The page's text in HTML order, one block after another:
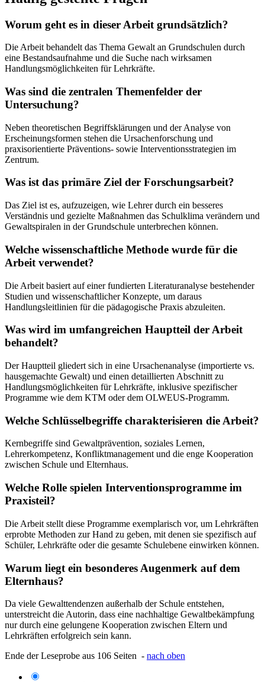
Worum geht es in dieser Arbeit grundsätzlich?
Die Arbeit behandelt das Thema Gewalt an Grundschulen durch
eine Bestandsaufnahme und die Suche nach wirksamen
Handlungsmöglichkeiten für Lehrkräfte.
Was sind die zentralen Themenfelder der
Untersuchung?
Neben theoretischen Begriffsklärungen und der Analyse von
Erscheinungsformen stehen die Ursachenforschung und
praxisorientierte Präventions- sowie Interventionsstrategien im
Zentrum.
Was ist das primäre Ziel der Forschungsarbeit?
Das Ziel ist es, aufzuzeigen, wie Lehrer durch ein besseres
Verständnis und gezielte Maßnahmen das Schulklima verändern und
Gewaltspiralen in der Grundschule unterbrechen können.
Welche wissenschaftliche Methode wurde für die
Arbeit verwendet?
Die Arbeit basiert auf einer fundierten Literaturanalyse bestehender
Studien und wissenschaftlicher Konzepte, um daraus
Handlungsleitlinien für die pädagogische Praxis abzuleiten.
Was wird im umfangreichen Hauptteil der Arbeit
behandelt?
Der Hauptteil gliedert sich in eine Ursachenanalyse (importierte vs.
hausgemachte Gewalt) und einen detaillierten Abschnitt zu
Handlungsmöglichkeiten für Lehrkräfte, inklusive spezifischer
Programme wie dem KTM oder dem OLWEUS-Programm.
Welche Schlüsselbegriffe charakterisieren die Arbeit?
Kernbegriffe sind Gewaltprävention, soziales Lernen,
Lehrerkompetenz, Konfliktmanagement und die enge Kooperation
zwischen Schule und Elternhaus.
Welche Rolle spielen Interventionsprogramme im
Praxisteil?
Die Arbeit stellt diese Programme exemplarisch vor, um Lehrkräften
erprobte Methoden zur Hand zu geben, mit denen sie spezifisch auf
Schüler, Lehrkräfte oder die gesamte Schulebene einwirken können.
Warum liegt ein besonderes Augenmerk auf dem
Elternhaus?
Da viele Gewalttendenzen außerhalb der Schule entstehen,
unterstreicht die Autorin, dass eine nachhaltige Gewaltbekämpfung
nur durch eine gelungene Kooperation zwischen Eltern und
Lehrkräften erfolgreich sein kann.
Ende der Leseprobe aus 106 Seiten - nach oben